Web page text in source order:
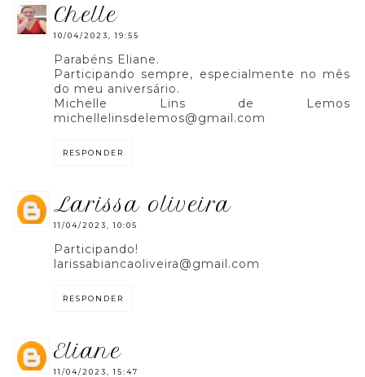
chelle
10/04/2023, 19:55
Parabéns Eliane.
Participando sempre, especialmente no mês
do meu aniversário.
Michelle Lins de Lemos
michellelinsdelemos@gmail.com
RESPONDER
larissa oliveira
11/04/2023, 10:05
Participando!
larissabiancaoliveira@gmail.com
RESPONDER
eliane
11/04/2023, 15:47